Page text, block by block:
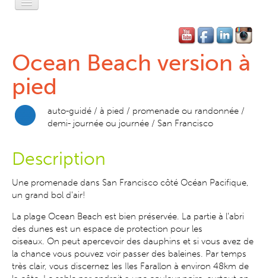
L'Esprit Privé
L'Esprit Léger
L'Esprit Libre
L'Esprit Pratique
L'Esprit SF
Contact-Réservation
Ocean Beach version à
pied
auto-guidé / à pied / promenade ou randonnée /
demi- journée ou journée / San Francisco
Description
Une promenade dans San Francisco côté Océan Pacifique,
un grand bol d'air!
La plage Ocean Beach est bien préservée. La partie à l’abri
des dunes est un espace de protection pour les
oiseaux. On peut apercevoir des dauphins et si vous avez de
la chance vous pouvez voir passer des baleines. Par temps
très clair, vous discernez les Iles Farallon à environ 48km de